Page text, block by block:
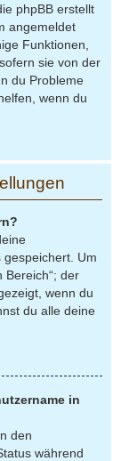
phpBB erstellt
angemeldet
Funktionen,
sie von der
du Probleme
wenn du
Um
Bereich“; der
wenn du
du alle deine
in
den
während